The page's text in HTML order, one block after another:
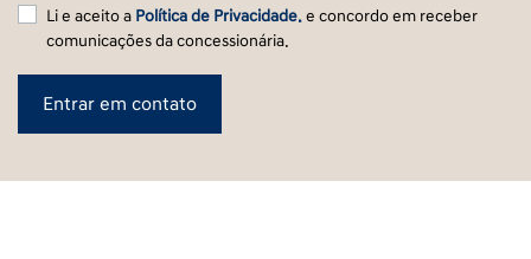
Li e aceito a Política de Privacidade.e concordo em receber
comunicações da concessionária.
Entrar em contato